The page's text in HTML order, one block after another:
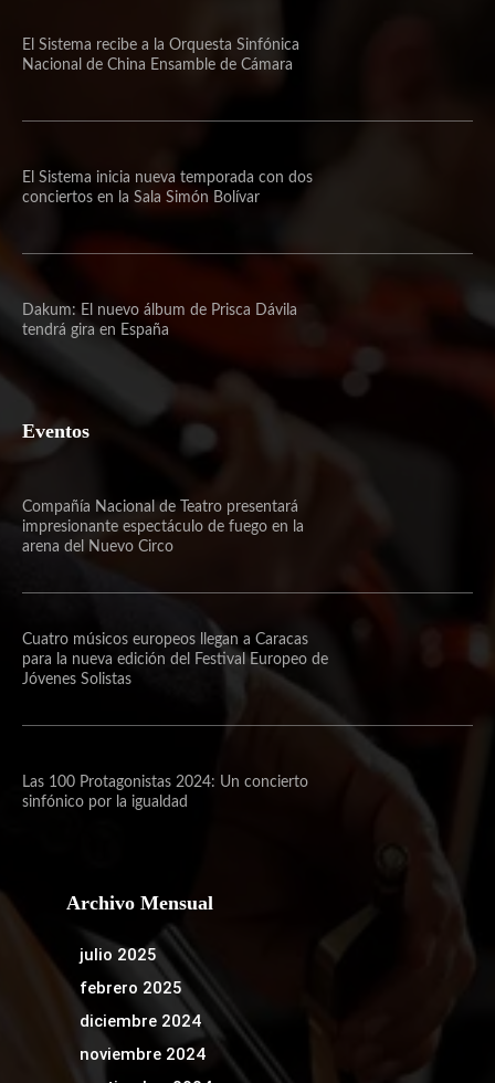
El Sistema recibe a la Orquesta Sinfónica
Nacional de China Ensamble de Cámara
El Sistema inicia nueva temporada con dos
conciertos en la Sala Simón Bolívar
Dakum: El nuevo álbum de Prisca Dávila
tendrá gira en España
Eventos
Compañía Nacional de Teatro presentará
impresionante espectáculo de fuego en la
arena del Nuevo Circo
Cuatro músicos europeos llegan a Caracas
para la nueva edición del Festival Europeo de
Jóvenes Solistas
Las 100 Protagonistas 2024: Un concierto
sinfónico por la igualdad
Archivo Mensual
julio 2025
febrero 2025
diciembre 2024
noviembre 2024